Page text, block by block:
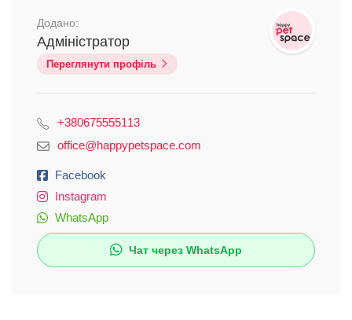
Додано:
Адміністратор
Переглянути профіль
+380675555113
office@happypetspace.com
Facebook
Instagram
WhatsApp
Чат через WhatsApp